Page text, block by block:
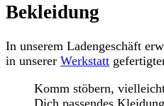
Bekleidung
In unserem Ladengeschäft
in unserer Werkstatt
Komm stöbern,
Dich passendes